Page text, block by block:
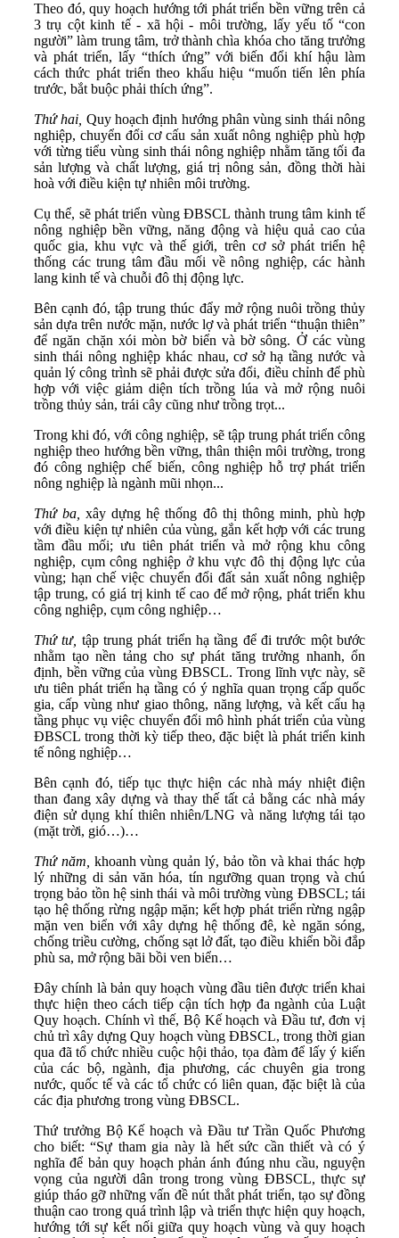
Theo đó, quy hoạch hướng tới phát triển bền vững trên cả
3 trụ cột kinh tế - xã hội - môi trường, lấy yếu tố “con
người” làm trung tâm, trở thành chìa khóa cho tăng trưởng
và phát triển, lấy “thích ứng” với biến đổi khí hậu làm
cách thức phát triển theo khẩu hiệu “muốn tiến lên phía
trước, bắt buộc phải thích ứng”.
Thứ hai, Quy hoạch định hướng phân vùng sinh thái nông
nghiệp, chuyển đổi cơ cấu sản xuất nông nghiệp phù hợp
với từng tiểu vùng sinh thái nông nghiệp nhằm tăng tối đa
sản lượng và chất lượng, giá trị nông sản, đồng thời hài
hoà với điều kiện tự nhiên môi trường.
Cụ thể, sẽ phát triển vùng ĐBSCL thành trung tâm kinh tế
nông nghiệp bền vững, năng động và hiệu quả cao của
quốc gia, khu vực và thế giới, trên cơ sở phát triển hệ
thống các trung tâm đầu mối về nông nghiệp, các hành
lang kinh tế và chuỗi đô thị động lực.
Bên cạnh đó, tập trung thúc đẩy mở rộng nuôi trồng thủy
sản dựa trên nước mặn, nước lợ và phát triển “thuận thiên”
để ngăn chặn xói mòn bờ biển và bờ sông. Ở các vùng
sinh thái nông nghiệp khác nhau, cơ sở hạ tầng nước và
quản lý công trình sẽ phải được sửa đổi, điều chỉnh để phù
hợp với việc giảm diện tích trồng lúa và mở rộng nuôi
trồng thủy sản, trái cây cũng như trồng trọt...
Trong khi đó, với công nghiệp, sẽ tập trung phát triển công
nghiệp theo hướng bền vững, thân thiện môi trường, trong
đó công nghiệp chế biến, công nghiệp hỗ trợ phát triển
nông nghiệp là ngành mũi nhọn...
Thứ ba, xây dựng hệ thống đô thị thông minh, phù hợp
với điều kiện tự nhiên của vùng, gắn kết hợp với các trung
tầm đầu mối; ưu tiên phát triển và mở rộng khu công
nghiệp, cụm công nghiệp ở khu vực đô thị động lực của
vùng; hạn chế việc chuyển đổi đất sản xuất nông nghiệp
tập trung, có giá trị kinh tế cao để mở rộng, phát triển khu
công nghiệp, cụm công nghiệp…
Thứ tư, tập trung phát triển hạ tầng để đi trước một bước
nhằm tạo nền tảng cho sự phát tăng trưởng nhanh, ổn
định, bền vững của vùng ĐBSCL. Trong lĩnh vực này, sẽ
ưu tiên phát triển hạ tầng có ý nghĩa quan trọng cấp quốc
gia, cấp vùng như giao thông, năng lượng, và kết cấu hạ
tầng phục vụ việc chuyển đổi mô hình phát triển của vùng
ĐBSCL trong thời kỳ tiếp theo, đặc biệt là phát triển kinh
tế nông nghiệp…
Bên cạnh đó, tiếp tục thực hiện các nhà máy nhiệt điện
than đang xây dựng và thay thế tất cả bằng các nhà máy
điện sử dụng khí thiên nhiên/LNG và năng lượng tái tạo
(mặt trời, gió…)…
Thứ năm, khoanh vùng quản lý, bảo tồn và khai thác hợp
lý những di sản văn hóa, tín ngưỡng quan trọng và chú
trọng bảo tồn hệ sinh thái và môi trường vùng ĐBSCL; tái
tạo hệ thống rừng ngập mặn; kết hợp phát triển rừng ngập
mặn ven biển với xây dựng hệ thống đê, kè ngăn sóng,
chống triều cường, chống sạt lở đất, tạo điều khiển bồi đắp
phù sa, mở rộng bãi bồi ven biển…
Đây chính là bản quy hoạch vùng đầu tiên được triển khai
thực hiện theo cách tiếp cận tích hợp đa ngành của Luật
Quy hoạch. Chính vì thế, Bộ Kế hoạch và Đầu tư, đơn vị
chủ trì xây dựng Quy hoạch vùng ĐBSCL, trong thời gian
qua đã tổ chức nhiều cuộc hội thảo, tọa đàm để lấy ý kiến
của các bộ, ngành, địa phương, các chuyên gia trong
nước, quốc tế và các tổ chức có liên quan, đặc biệt là của
các địa phương trong vùng ĐBSCL.
Thứ trưởng Bộ Kế hoạch và Đầu tư Trần Quốc Phương
cho biết: “Sự tham gia này là hết sức cần thiết và có ý
nghĩa để bản quy hoạch phản ánh đúng nhu cầu, nguyện
vọng của người dân trong trong vùng ĐBSCL, thực sự
giúp tháo gỡ những vấn đề nút thắt phát triển, tạo sự đồng
thuận cao trong quá trình lập và triển thực hiện quy hoạch,
hướng tới sự kết nối giữa quy hoạch vùng và quy hoạch